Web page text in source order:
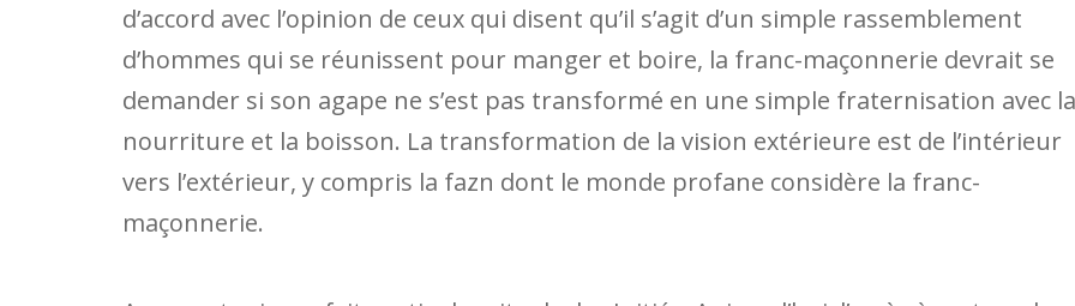
d’accord avec l’opinion de ceux qui disent qu’il s’agit d’un simple rassemblement
d’hommes qui se réunissent pour manger et boire, la franc-maçonnerie devrait se
demander si son agape ne s’est pas transformé en une simple fraternisation avec la
nourriture et la boisson. La transformation de la vision extérieure est de l’intérieur
vers l’extérieur, y compris la fazn dont le monde profane considère la franc-
maçonnerie.